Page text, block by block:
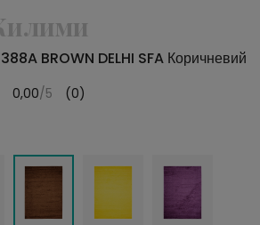
BROWN DELHI SFA Коричневий
0,00/5 (0)